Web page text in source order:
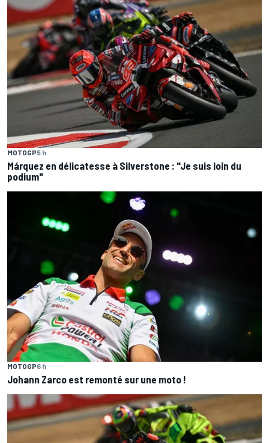
MOTOGP5 h
Márquez en délicatesse à Silverstone : "Je suis loin du
podium"
MOTOGP6 h
Johann Zarco est remonté sur une moto !